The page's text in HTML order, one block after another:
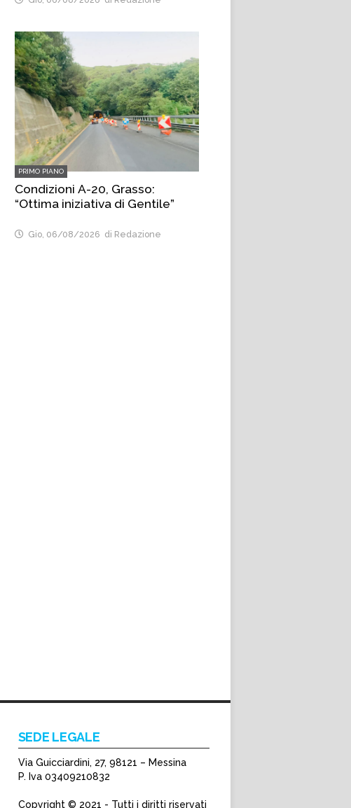
PRIMO PIANO
Condizioni A-20, Grasso:
“Ottima iniziativa di Gentile”
Gio, 06/08/2026 di Redazione
SEDE LEGALE
Via Guicciardini, 27, 98121 – Messina
P. Iva 03409210832
Copyright © 2021 - Tutti i diritti riservati